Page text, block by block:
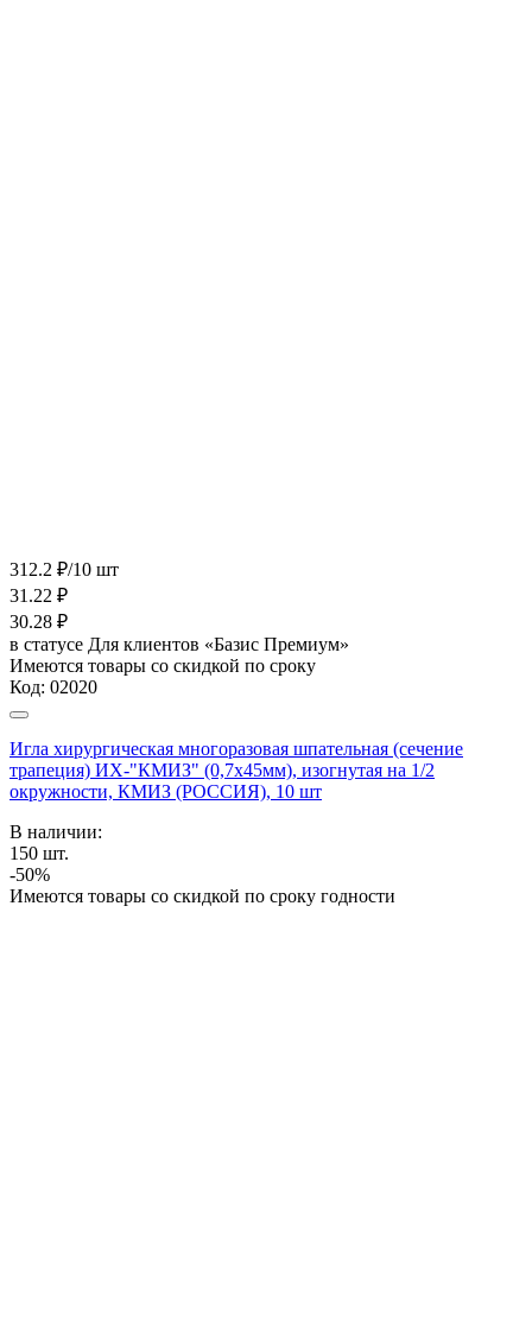
312.2 ₽/10 шт
31.22 ₽
30.28 ₽
в статусе Для клиентов «Базис Премиум»
Имеются товары со скидкой по сроку
Код: 02020
Игла хирургическая многоразовая шпательная (сечение
трапеция) ИХ-"КМИЗ" (0,7х45мм), изогнутая на 1/2
окружности, КМИЗ (РОССИЯ), 10 шт
В наличии:
150 шт.
-50%
Имеются товары со скидкой по сроку годности